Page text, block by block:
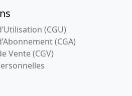
(CGU)
(CGA)
Vente (CGV)